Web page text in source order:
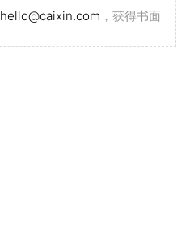
hello@caixin.com ，获得书面